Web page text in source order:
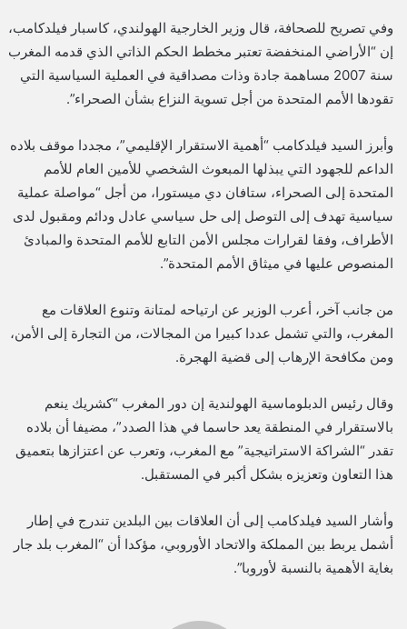
وفي تصريح للصحافة، قال وزير الخارجية الهولندي، كاسبار فيلدكامب،
إن “الأراضي المنخفضة تعتبر مخطط الحكم الذاتي الذي قدمه المغرب
سنة 2007 مساهمة جادة وذات مصداقية في العملية السياسية التي
تقودها الأمم المتحدة من أجل تسوية النزاع بشأن الصحراء”.
وأبرز السيد فيلدكامب “أهمية الاستقرار الإقليمي”، مجددا موقف بلاده
الداعم للجهود التي يبذلها المبعوث الشخصي للأمين العام للأمم
المتحدة إلى الصحراء، ستافان دي ميستورا، من أجل “مواصلة عملية
سياسية تهدف إلى التوصل إلى حل سياسي عادل ودائم ومقبول لدى
الأطراف، وفقا لقرارات مجلس الأمن التابع للأمم المتحدة والمبادئ
المنصوص عليها في ميثاق الأمم المتحدة”.
من جانب آخر، أعرب الوزير عن ارتياحه لمتانة وتنوع العلاقات مع
المغرب، والتي تشمل عددا كبيرا من المجالات، من التجارة إلى الأمن،
ومن مكافحة الإرهاب إلى قضية الهجرة.
وقال رئيس الدبلوماسية الهولندية إن دور المغرب “كشريك ينعم
بالاستقرار في المنطقة يعد حاسما في هذا الصدد”، مضيفا أن بلاده
تقدر “الشراكة الاستراتيجية” مع المغرب، وتعرب عن اعتزازها بتعميق
هذا التعاون وتعزيزه بشكل أكبر في المستقبل.
وأشار السيد فيلدكامب إلى أن العلاقات بين البلدين تندرج في إطار
أشمل يربط بين المملكة والاتحاد الأوروبي، مؤكدا أن “المغرب بلد جار
بغاية الأهمية بالنسبة لأوروبا”.